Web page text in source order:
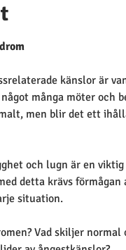
känslor är
många möter och
men blir det ett
och lugn är en
detta krävs
situation.
Vad skiljer